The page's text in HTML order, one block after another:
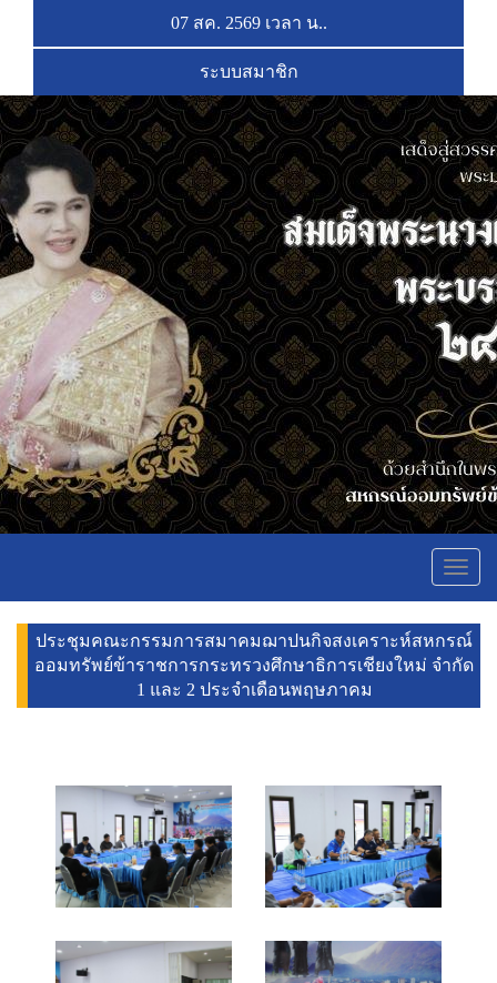
07 สค. 2569 เวลา น..
ระบบสมาชิก
ประชุมคณะกรรมการสมาคมฌาปนกิจสงเคราะห์สหกรณ์
ออมทรัพย์ข้าราชการกระทรวงศึกษาธิการเชียงใหม่ จำกัด
1 และ 2 ประจำเดือนพฤษภาคม